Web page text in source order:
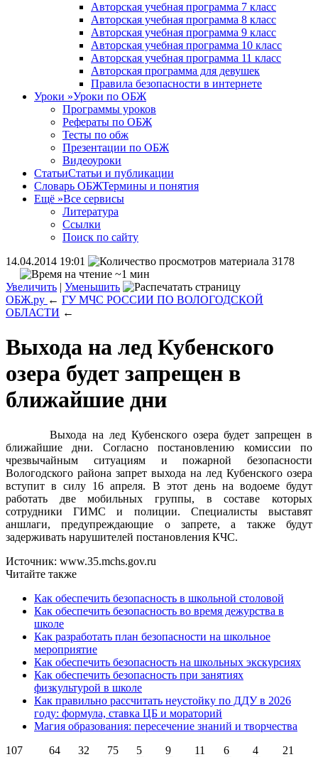
Авторская учебная программа 7 класс
Авторская учебная программа 8 класс
Авторская учебная программа 9 класс
Авторская учебная программа 10 класс
Авторская учебная программа 11 класс
Авторская программа для девушек
Правила безопасности в интернете
Уроки »Уроки по ОБЖ
Программы уроков
Рефераты по ОБЖ
Тесты по обж
Презентации по ОБЖ
Видеоуроки
СтатьиСтатьи и публикации
Словарь ОБЖТермины и понятия
Ещё »Все сервисы
Литература
Ссылки
Поиск по сайту
14.04.2014 19:01
3178
~1 мин
Увеличить | Уменьшить
ОБЖ.ру ← ГУ МЧС РОССИИ ПО ВОЛОГОДСКОЙ
ОБЛАСТИ ←
Выхода на лед Кубенского
озера будет запрещен в
ближайшие дни
Выхода на лед Кубенского озера будет запрещен в
ближайшие дни. Согласно постановлению комиссии по
чрезвычайным ситуациям и пожарной безопасности
Вологодского района запрет выхода на лед Кубенского озера
вступит в силу 16 апреля. В этот день на водоеме будут
работать две мобильных группы, в составе которых
сотрудники ГИМС и полиции. Специалисты выставят
аншлаги, предупреждающие о запрете, а также будут
задерживать нарушителей постановления КЧС.
Источник: www.35.mchs.gov.ru
Читайте также
Как обеспечить безопасность в школьной столовой
Как обеспечить безопасность во время дежурства в
школе
Как разработать план безопасности на школьное
мероприятие
Как обеспечить безопасность на школьных экскурсиях
Как обеспечить безопасность при занятиях
физкультурой в школе
Как правильно рассчитать неустойку по ДДУ в 2026
году: формула, ставка ЦБ и мораторий
Магия образования: пересечение знаний и творчества
107
64 32 75 5 9 11 6 4 21